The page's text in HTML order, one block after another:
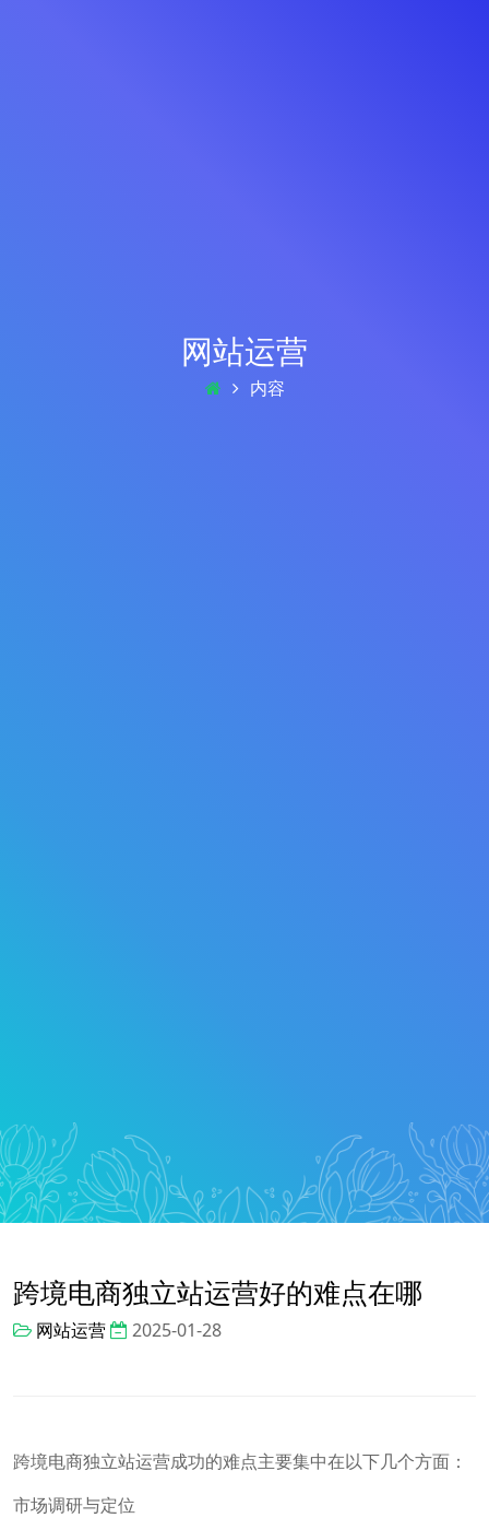
网站运营
内容
跨境电商独立站运营好的难点在哪
网站运营 2025-01-28
跨境电商独立站运营成功的难点主要集中在以下几个方面：
市场调研与定位